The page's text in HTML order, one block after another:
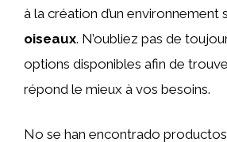
à la création d’un environnement
oiseaux. N’oubliez pas de
options disponibles afin de
répond le mieux à vos besoins.
No se han encontrado